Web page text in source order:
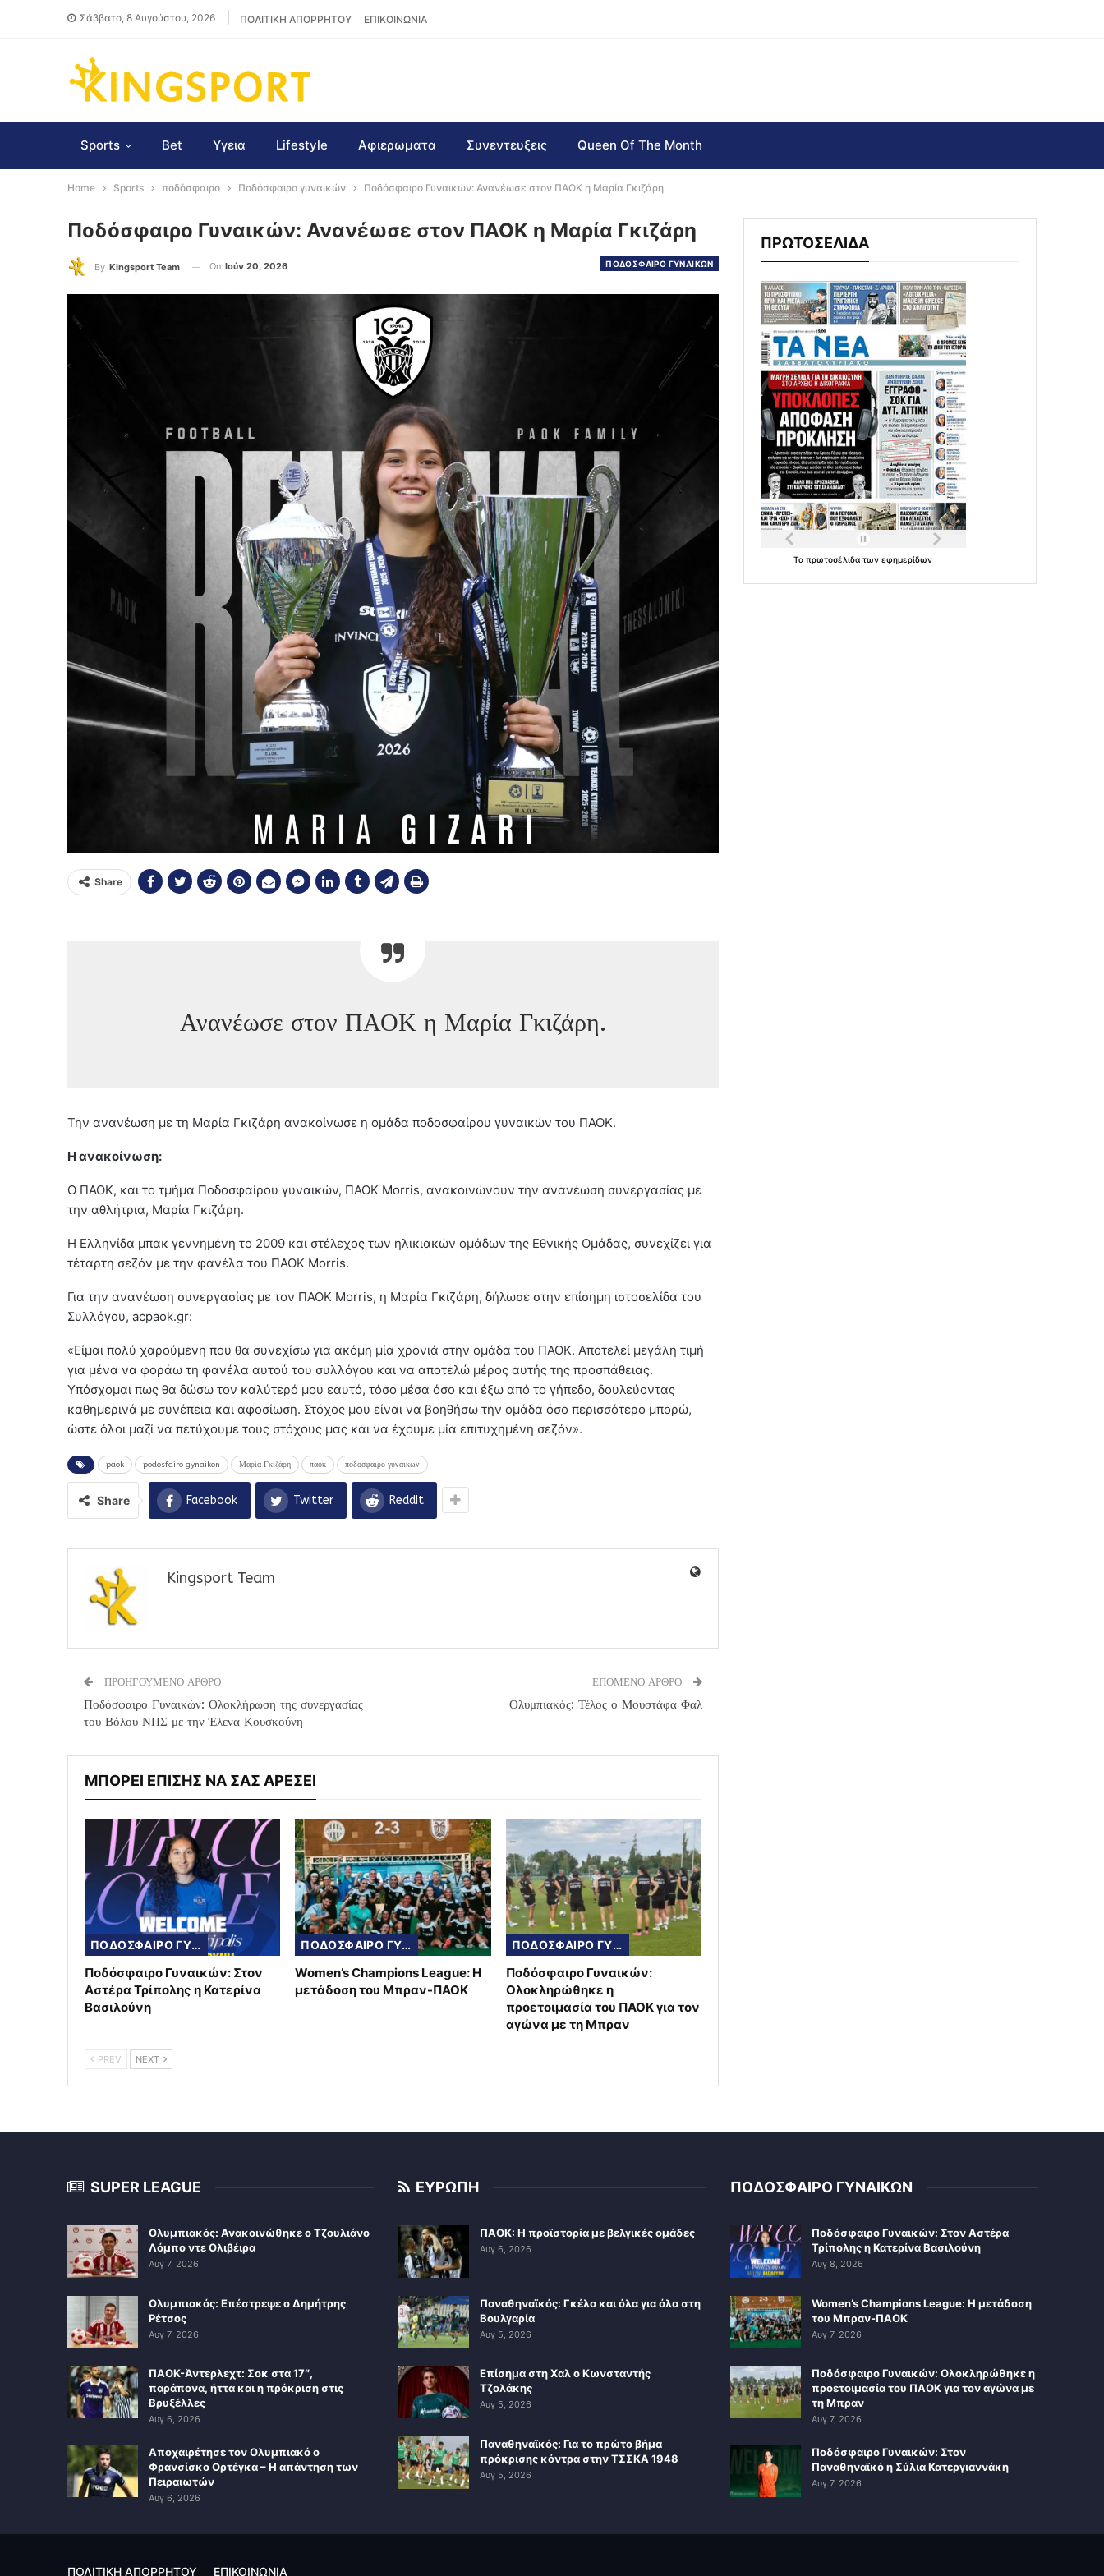
Σάββατο, 8 Αυγούστου, 2026 ΠΟΛΙΤΙΚΗ ΑΠΟΡΡΗΤΟΥ ΕΠΙΚΟΙΝΩΝΙΑ
Sports Bet Υγεια Lifestyle Αφιερωματα Συνεντευξεις Queen Of The Month
Home Sports ποδόσφαιρο Ποδόσφαιρο γυναικών Ποδόσφαιρο Γυναικών: Ανανέωσε στον ΠΑΟΚ η Μαρία Γκιζάρη
Ποδόσφαιρο Γυναικών: Ανανέωσε στον ΠΑΟΚ η Μαρία Γκιζάρη
ΠΟΔΟΣΦΑΙΡΟ ΓΥΝΑΙΚΩΝ
By Kingsport Team On Ιούν 20, 2026
Share
Ανανέωσε στον ΠΑΟΚ η Μαρία Γκιζάρη.
Την ανανέωση με τη Μαρία Γκιζάρη ανακοίνωσε η ομάδα ποδοσφαίρου γυναικών του ΠΑΟΚ.
Η ανακοίνωση:
Ο ΠΑΟΚ, και το τμήμα Ποδοσφαίρου γυναικών, ΠΑΟΚ Morris, ανακοινώνουν την ανανέωση συνεργασίας με
την αθλήτρια, Μαρία Γκιζάρη.
Η Ελληνίδα μπακ γεννημένη το 2009 και στέλεχος των ηλικιακών ομάδων της Εθνικής Ομάδας, συνεχίζει για
τέταρτη σεζόν με την φανέλα του ΠΑΟΚ Morris.
Για την ανανέωση συνεργασίας με τον ΠΑΟΚ Morris, η Μαρία Γκιζάρη, δήλωσε στην επίσημη ιστοσελίδα του
Συλλόγου, acpaok.gr:
«Είμαι πολύ χαρούμενη που θα συνεχίσω για ακόμη μία χρονιά στην ομάδα του ΠΑΟΚ. Αποτελεί μεγάλη τιμή
για μένα να φοράω τη φανέλα αυτού του συλλόγου και να αποτελώ μέρος αυτής της προσπάθειας.
Υπόσχομαι πως θα δώσω τον καλύτερό μου εαυτό, τόσο μέσα όσο και έξω από το γήπεδο, δουλεύοντας
καθημερινά με συνέπεια και αφοσίωση. Στόχος μου είναι να βοηθήσω την ομάδα όσο περισσότερο μπορώ,
ώστε όλοι μαζί να πετύχουμε τους στόχους μας και να έχουμε μία επιτυχημένη σεζόν».
paok podosfairo gynaikon Μαρία Γκιζάρη παοκ ποδοσφαιρο γυναικων
Share Facebook Twitter ReddIt
Kingsport Team
ΠΡΟΗΓΟΥΜΕΝΟ ΑΡΘΡΟ
Ποδόσφαιρο Γυναικών: Ολοκλήρωση της συνεργασίας
του Βόλου ΝΠΣ με την Έλενα Κουσκούνη
ΕΠΟΜΕΝΟ ΑΡΘΡΟ
Ολυμπιακός: Τέλος ο Μουστάφα Φαλ
ΜΠΟΡΕΙ ΕΠΙΣΗΣ ΝΑ ΣΑΣ ΑΡΕΣΕΙ
ΠΟΔΟΣΦΑΙΡΟ ΓΥΝΑΙΚΩΝ
Ποδόσφαιρο Γυναικών: Στον
Αστέρα Τρίπολης η Κατερίνα
Βασιλούνη
ΠΟΔΟΣΦΑΙΡΟ ΓΥΝΑΙΚΩΝ
Women’s Champions League: Η
μετάδοση του Μπραν-ΠΑΟΚ
ΠΟΔΟΣΦΑΙΡΟ ΓΥΝΑΙΚΩΝ
Ποδόσφαιρο Γυναικών:
Ολοκληρώθηκε η
προετοιμασία του ΠΑΟΚ για τον
αγώνα με τη Μπραν
PREV NEXT
ΠΡΩΤΟΣΕΛΙΔΑ
Ταπρωτοσέλιδατωνεφημερίδων
SUPER LEAGUE
Ολυμπιακός: Ανακοινώθηκε ο Τζουλιάνο
Λόμπο ντε Ολιβέιρα
Αυγ 7, 2026
Ολυμπιακός: Επέστρεψε ο Δημήτρης
Ρέτσος
Αυγ 7, 2026
ΠΑΟΚ-Άντερλεχτ: Σοκ στα 17″,
παράπονα, ήττα και η πρόκριση στις
Βρυξέλλες
Αυγ 6, 2026
Αποχαιρέτησε τον Ολυμπιακό ο
Φρανσίσκο Ορτέγκα – Η απάντηση των
Πειραιωτών
Αυγ 6, 2026
ΕΥΡΩΠΗ
ΠΑΟΚ: Η προϊστορία με βελγικές ομάδες
Αυγ 6, 2026
Παναθηναϊκός: Γκέλα και όλα για όλα στη
Βουλγαρία
Αυγ 5, 2026
Επίσημα στη Χαλ ο Κωνσταντής
Τζολάκης
Αυγ 5, 2026
Παναθηναϊκός: Για το πρώτο βήμα
πρόκρισης κόντρα στην ΤΣΣΚΑ 1948
Αυγ 5, 2026
ΠΟΔΟΣΦΑΙΡΟ ΓΥΝΑΙΚΩΝ
Ποδόσφαιρο Γυναικών: Στον Αστέρα
Τρίπολης η Κατερίνα Βασιλούνη
Αυγ 8, 2026
Women’s Champions League: Η μετάδοση
του Μπραν-ΠΑΟΚ
Αυγ 7, 2026
Ποδόσφαιρο Γυναικών: Ολοκληρώθηκε η
προετοιμασία του ΠΑΟΚ για τον αγώνα με
τη Μπραν
Αυγ 7, 2026
Ποδόσφαιρο Γυναικών: Στον
Παναθηναϊκό η Σύλια Κατεργιαννάκη
Αυγ 7, 2026
ΠΟΛΙΤΙΚΗ ΑΠΟΡΡΗΤΟΥ ΕΠΙΚΟΙΝΩΝΙΑ